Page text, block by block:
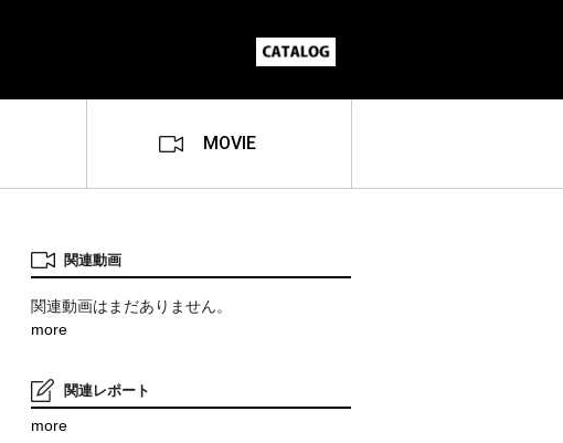
MOVIE
関連動画
関連動画はまだありません。
more
関連レポート
more